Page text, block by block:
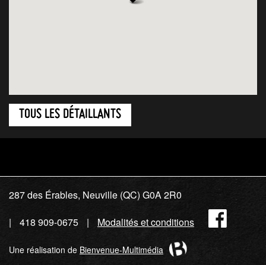
TOUS LES DÉTAILLANTS
287 des Érables, Neuville (QC) G0A 2R0
418 909-0675
Modalités et conditions
Une réalisation de Bienvenue-Multimédia